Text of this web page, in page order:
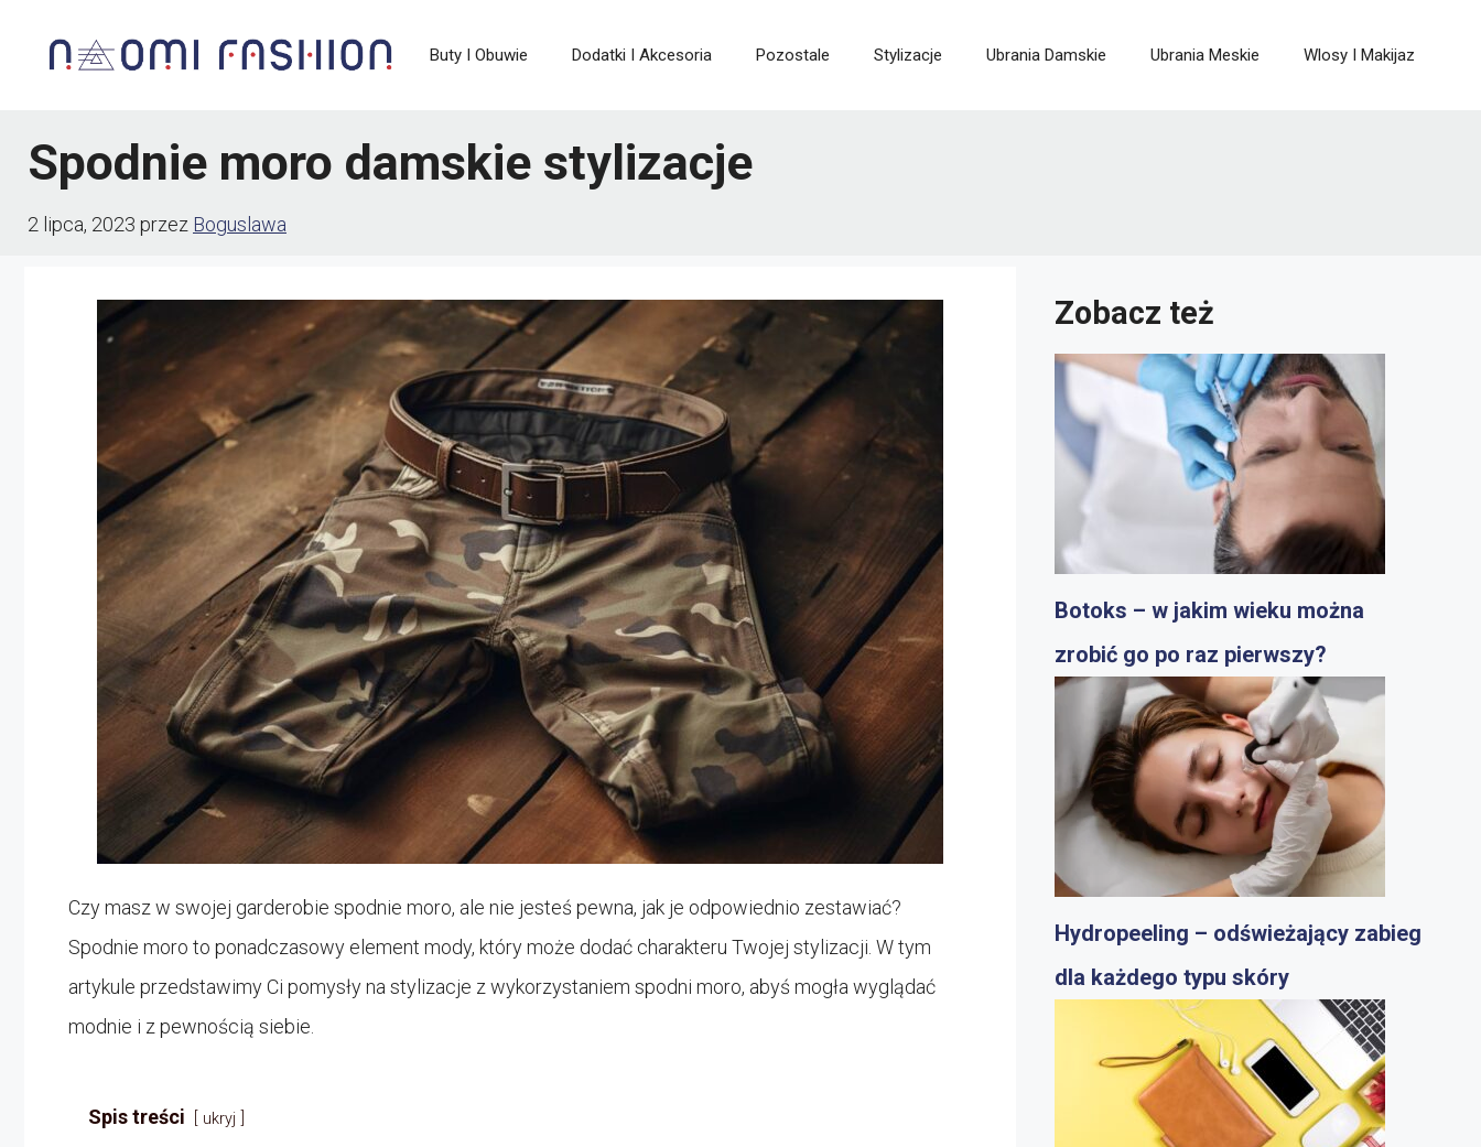
Buty I Obuwie Dodatki I Akcesoria Pozostale Stylizacje Ubrania Damskie Ubrania Meskie Wlosy I Makijaz
Spodnie moro damskie stylizacje
2 lipca, 2023 przez Boguslawa
Czy masz w swojej garderobie spodnie moro, ale nie jesteś pewna, jak je odpowiednio zestawiać?
Spodnie moro to ponadczasowy element mody, który może dodać charakteru Twojej stylizacji. W tym
artykule przedstawimy Ci pomysły na stylizacje z wykorzystaniem spodni moro, abyś mogła wyglądać
modnie i z pewnością siebie.
Spis treści ukryj
Zobacz też
Botoks – w jakim wieku można
zrobić go po raz pierwszy?
Hydropeeling – odświeżający zabieg
dla każdego typu skóry